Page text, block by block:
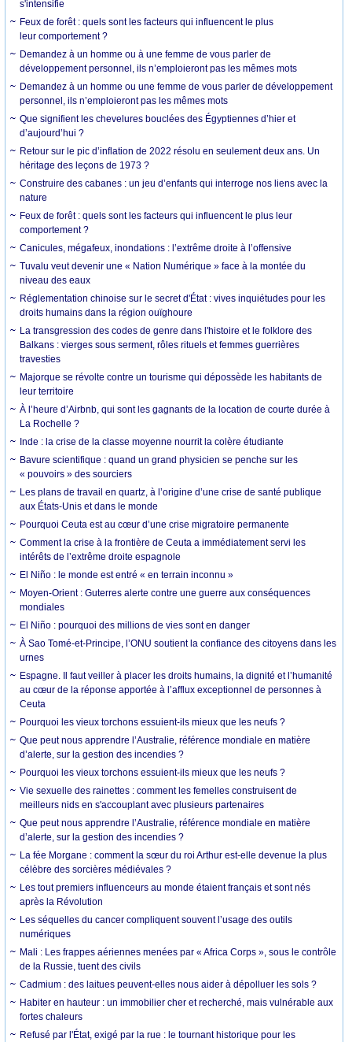
s'intensifie
Feux de forêt : quels sont les facteurs qui influencent le plus
leur comportement ?
Demandez à un homme ou à une femme de vous parler de
développement personnel, ils n’emploieront pas les mêmes mots
Demandez à un homme ou une femme de vous parler de développement
personnel, ils n’emploieront pas les mêmes mots
Que signifient les chevelures bouclées des Égyptiennes d’hier et
d’aujourd’hui ?
Retour sur le pic d’inflation de 2022 résolu en seulement deux ans. Un
héritage des leçons de 1973 ?
Construire des cabanes : un jeu d’enfants qui interroge nos liens avec la
nature
Feux de forêt : quels sont les facteurs qui influencent le plus leur
comportement ?
Canicules, mégafeux, inondations : l’extrême droite à l’offensive
Tuvalu veut devenir une « Nation Numérique » face à la montée du
niveau des eaux
Réglementation chinoise sur le secret d'État : vives inquiétudes pour les
droits humains dans la région ouïghoure
La transgression des codes de genre dans l'histoire et le folklore des
Balkans : vierges sous serment, rôles rituels et femmes guerrières
travesties
Majorque se révolte contre un tourisme qui dépossède les habitants de
leur territoire
À l’heure d’Airbnb, qui sont les gagnants de la location de courte durée à
La Rochelle ?
Inde : la crise de la classe moyenne nourrit la colère étudiante
Bavure scientifique : quand un grand physicien se penche sur les
« pouvoirs » des sourciers
Les plans de travail en quartz, à l’origine d’une crise de santé publique
aux États-Unis et dans le monde
Pourquoi Ceuta est au cœur d’une crise migratoire permanente
Comment la crise à la frontière de Ceuta a immédiatement servi les
intérêts de l’extrême droite espagnole
El Niño : le monde est entré « en terrain inconnu »
Moyen-Orient : Guterres alerte contre une guerre aux conséquences
mondiales
El Niño : pourquoi des millions de vies sont en danger
À Sao Tomé-et-Principe, l’ONU soutient la confiance des citoyens dans les
urnes
Espagne. Il faut veiller à placer les droits humains, la dignité et l’humanité
au cœur de la réponse apportée à l’afflux exceptionnel de personnes à
Ceuta
Pourquoi les vieux torchons essuient-ils mieux que les neufs ?
Que peut nous apprendre l’Australie, référence mondiale en matière
d’alerte, sur la gestion des incendies ?
Pourquoi les vieux torchons essuient-ils mieux que les neufs ?
Vie sexuelle des rainettes : comment les femelles construisent de
meilleurs nids en s'accouplant avec plusieurs partenaires
Que peut nous apprendre l’Australie, référence mondiale en matière
d’alerte, sur la gestion des incendies ?
La fée Morgane : comment la sœur du roi Arthur est-elle devenue la plus
célèbre des sorcières médiévales ?
Les tout premiers influenceurs au monde étaient français et sont nés
après la Révolution
Les séquelles du cancer compliquent souvent l’usage des outils
numériques
Mali : Les frappes aériennes menées par « Africa Corps », sous le contrôle
de la Russie, tuent des civils
Cadmium : des laitues peuvent-elles nous aider à dépolluer les sols ?
Habiter en hauteur : un immobilier cher et recherché, mais vulnérable aux
fortes chaleurs
Refusé par l'État, exigé par la rue : le tournant historique pour les